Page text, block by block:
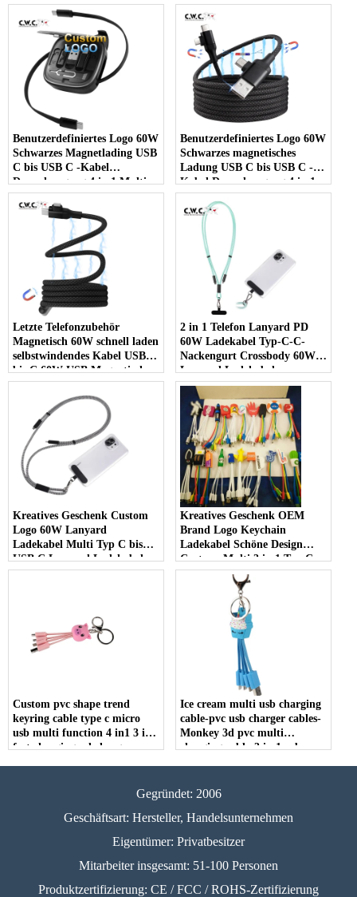
Benutzerdefiniertes Logo 60W
Schwarzes Magnetlading USB
C bis USB C -Kabel
Doppelausgang 4 in 1 Multi -
Magnet -Ladekabel - Kopie -
90T73B
Benutzerdefiniertes Logo 60W
Schwarzes magnetisches
Ladung USB C bis USB C -
Kabel Doppelausgang 4 in 1
Multi -Magnet -Ladungskabel
Letzte Telefonzubehör
Magnetisch 60W schnell laden
selbstwindendes Kabel USB C
bis C 60W USB Magnetische
Ladungskabel
2 in 1 Telefon Lanyard PD
60W Ladekabel Typ-C-C-
Nackengurt Crossbody 60W
Lanyard Ladekabel
Kreatives Geschenk Custom
Logo 60W Lanyard
Ladekabel Multi Typ C bis
USB C Lanyard Ladekabel
Kreatives Geschenk OEM
Brand Logo Keychain
Ladekabel Schöne Design
Cartoon Multi 3 in 1 Typ C
USB -Ladekabel
Custom pvc shape trend
keyring cable type c micro
usb multi function 4 in1 3 in1
fast charging pd charger
Ice cream multi usb charging
cable-pvc usb charger cables-
Monkey 3d pvc multi
charging cable-3 in 1 usb
Gegründet: 2006
Geschäftsart: Hersteller, Handelsunternehmen
Eigentümer: Privatbesitzer
Mitarbeiter insgesamt: 51-100 Personen
Produktzertifizierung: CE / FCC / ROHS-Zertifizierung